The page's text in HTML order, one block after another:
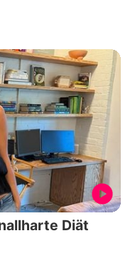
Diät